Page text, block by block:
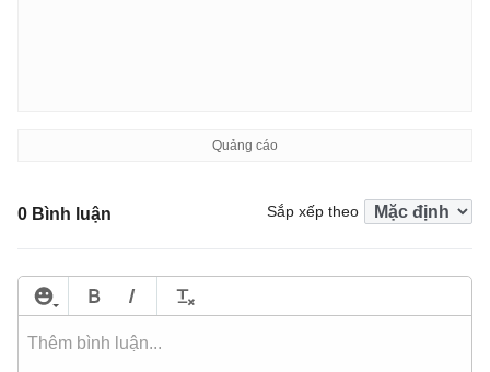
0 Bình luận Sắp xếp theo